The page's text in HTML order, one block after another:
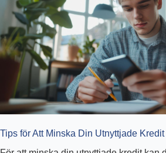
Tips för Att Minska Din Utnyttjade Kredit